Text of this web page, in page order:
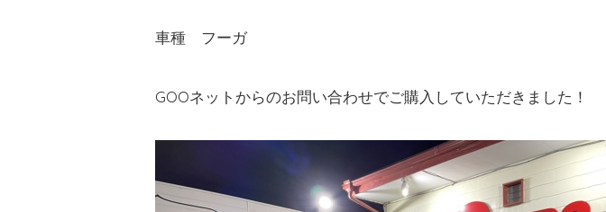
車種 フーガ
GOOネットからのお問い合わせでご購入していただきました！